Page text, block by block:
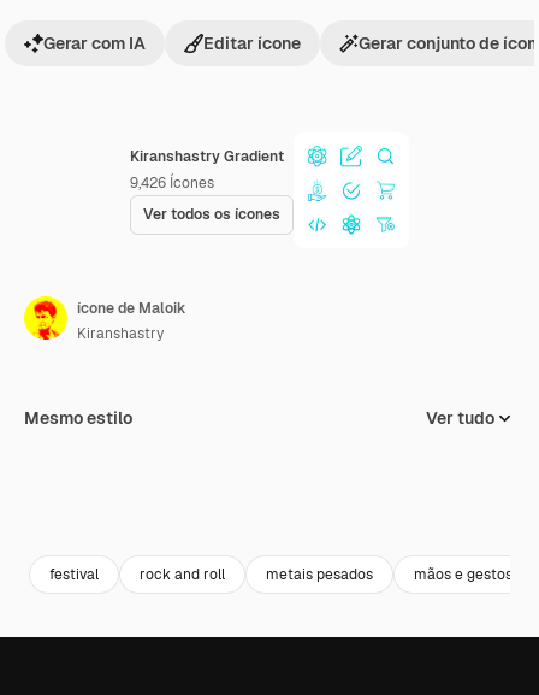
Kiranshastry Gradient
9,426 Ícones
Ver todos os ícones
Gerar com IA Editar ícone Gerar conjunto de
ícone de Maloik
Kiranshastry
Mesmo estilo Ver tudo
festival rock and roll metais pesados mãos e gestos